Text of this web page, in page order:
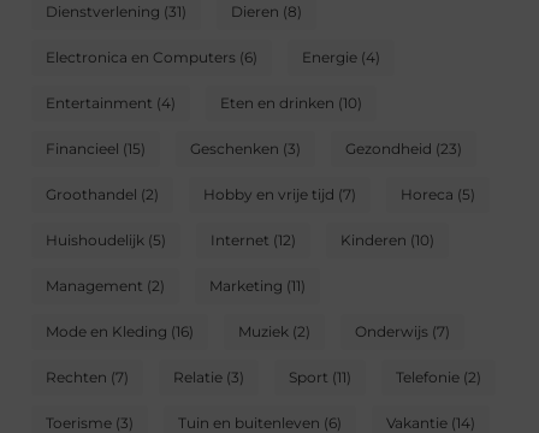
Dienstverlening (31) Dieren (8)
Electronica en Computers (6) Energie (4)
Entertainment (4) Eten en drinken (10)
Financieel (15) Geschenken (3) Gezondheid (23)
Groothandel (2) Hobby en vrije tijd (7) Horeca (5)
Huishoudelijk (5) Internet (12) Kinderen (10)
Management (2) Marketing (11)
Mode en Kleding (16) Muziek (2) Onderwijs (7)
Rechten (7) Relatie (3) Sport (11) Telefonie (2)
Toerisme (3) Tuin en buitenleven (6) Vakantie (14)